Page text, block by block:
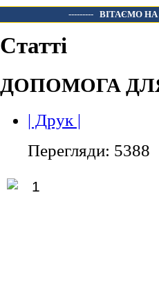
--------- ВІТАЄМО
Статті
ДОПОМОГА
| Друк |
Перегляди: 5388